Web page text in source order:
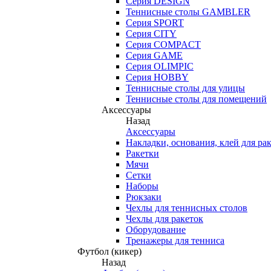
Теннисные столы GAMBLER
Серия SPORT
Серия CITY
Серия COMPACT
Серия GAME
Серия OLIMPIC
Серия HOBBY
Теннисные столы для улицы
Теннисные столы для помещений
Аксессуары
Назад
Аксессуары
Накладки, основания, клей для
Ракетки
Мячи
Сетки
Наборы
Рюкзаки
Чехлы для теннисных столов
Чехлы для ракеток
Оборудование
Тренажеры для тенниса
Футбол (кикер)
Назад